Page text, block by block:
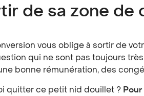
de sa zone de
vous oblige à sortir de
qui ne sont pas toujours
bonne rémunération, des
quitter ce petit nid douillet ?